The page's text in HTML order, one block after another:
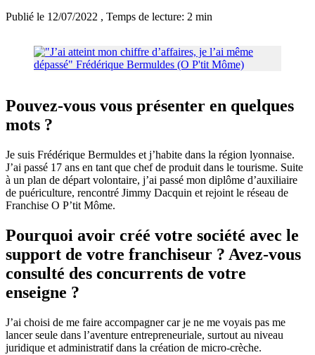
Publié le 12/07/2022 , Temps de lecture: 2 min
Pouvez-vous vous présenter en quelques
mots ?
Je suis Frédérique Bermuldes et j’habite dans la région lyonnaise.
J’ai passé 17 ans en tant que chef de produit dans le tourisme. Suite
à un plan de départ volontaire, j’ai passé mon diplôme d’auxiliaire
de puériculture, rencontré Jimmy Dacquin et rejoint le réseau de
Franchise O P’tit Môme.
Pourquoi avoir créé votre société avec le
support de votre franchiseur ? Avez-vous
consulté des concurrents de votre
enseigne ?
J’ai choisi de me faire accompagner car je ne me voyais pas me
lancer seule dans l’aventure entrepreneuriale, surtout au niveau
juridique et administratif dans la création de micro-crèche.